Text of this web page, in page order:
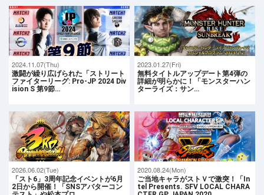
2024.11.07(Thu)
激闘が繰り広げられた「ストリート
ファイターリーグ: Pro-JP 2024 Div
ision S 第9節…
2023.01.27(Fri)
無料タイトルアップデート第4弾の
詳細が明らかに！「モンスターハン
ターライズ：サン…
2026.06.02(Tue)
「スト6」3周年記念イベントが6月
2日から開催！「SNSアバターコン
2020.08.24(Mon)
ご当地キャラがストＶで激突！「In
tel Presents. SFV LOCAL CHARA